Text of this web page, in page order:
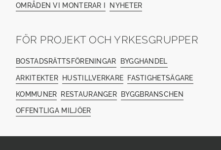
OMRÅDEN VI MONTERAR I NYHETER
FÖR PROJEKT OCH YRKESGRUPPER
BOSTADSRÄTTSFÖRENINGAR BYGGHANDEL
ARKITEKTER HUSTILLVERKARE FASTIGHETSÄGARE
KOMMUNER RESTAURANGER BYGGBRANSCHEN
OFFENTLIGA MILJÖER